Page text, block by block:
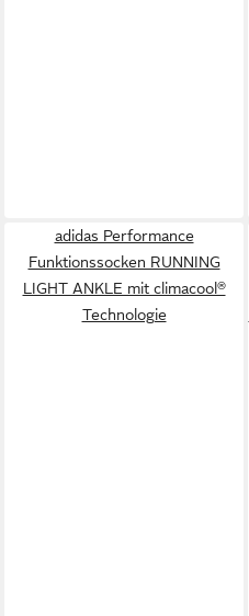
adidas Performance
Funktionssocken RUNNING
LIGHT ANKLE mit climacool®
Technologie